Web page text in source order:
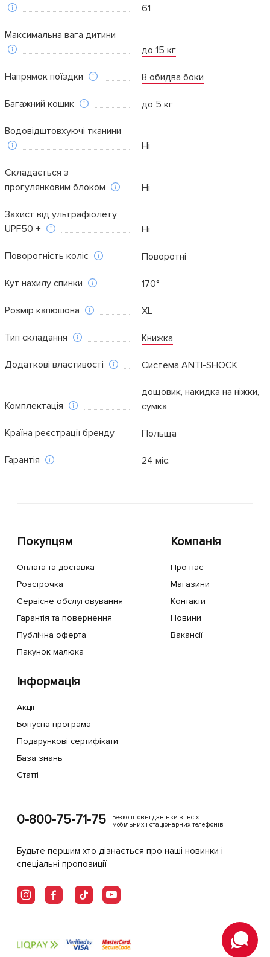
61
Максимальна вага дитини
до 15 кг
Напрямок поїздки В обидва боки
Багажний кошик до 5 кг
Водовідштовхуючі тканини
Ні
Складається з
прогулянковим блоком
Ні
Захист від ультрафіолету
UPF50 +
Ні
Поворотність коліс Поворотні
Кут нахилу спинки 170°
Розмір капюшона XL
Тип складання Книжка
Додаткові властивості Система ANTI-SHOCK
Комплектація
дощовик, накидка на ніжки,
сумка
Країна реєстрації бренду Польща
Гарантія 24 міс.
Покупцям
Оплата та доставка
Розстрочка
Сервісне обслуговування
Гарантія та повернення
Публічна оферта
Пакунок малюка
Компанія
Про нас
Магазини
Контакти
Новини
Вакансії
Інформація
Акції
Бонусна програма
Подарункові сертифікати
База знань
Статті
0-800-75-71-75
Безкоштовні дзвінки зі всіх
мобільних і стаціонарних телефонів
Будьте першим хто дізнається про наші новинки і
спеціальні пропозиції